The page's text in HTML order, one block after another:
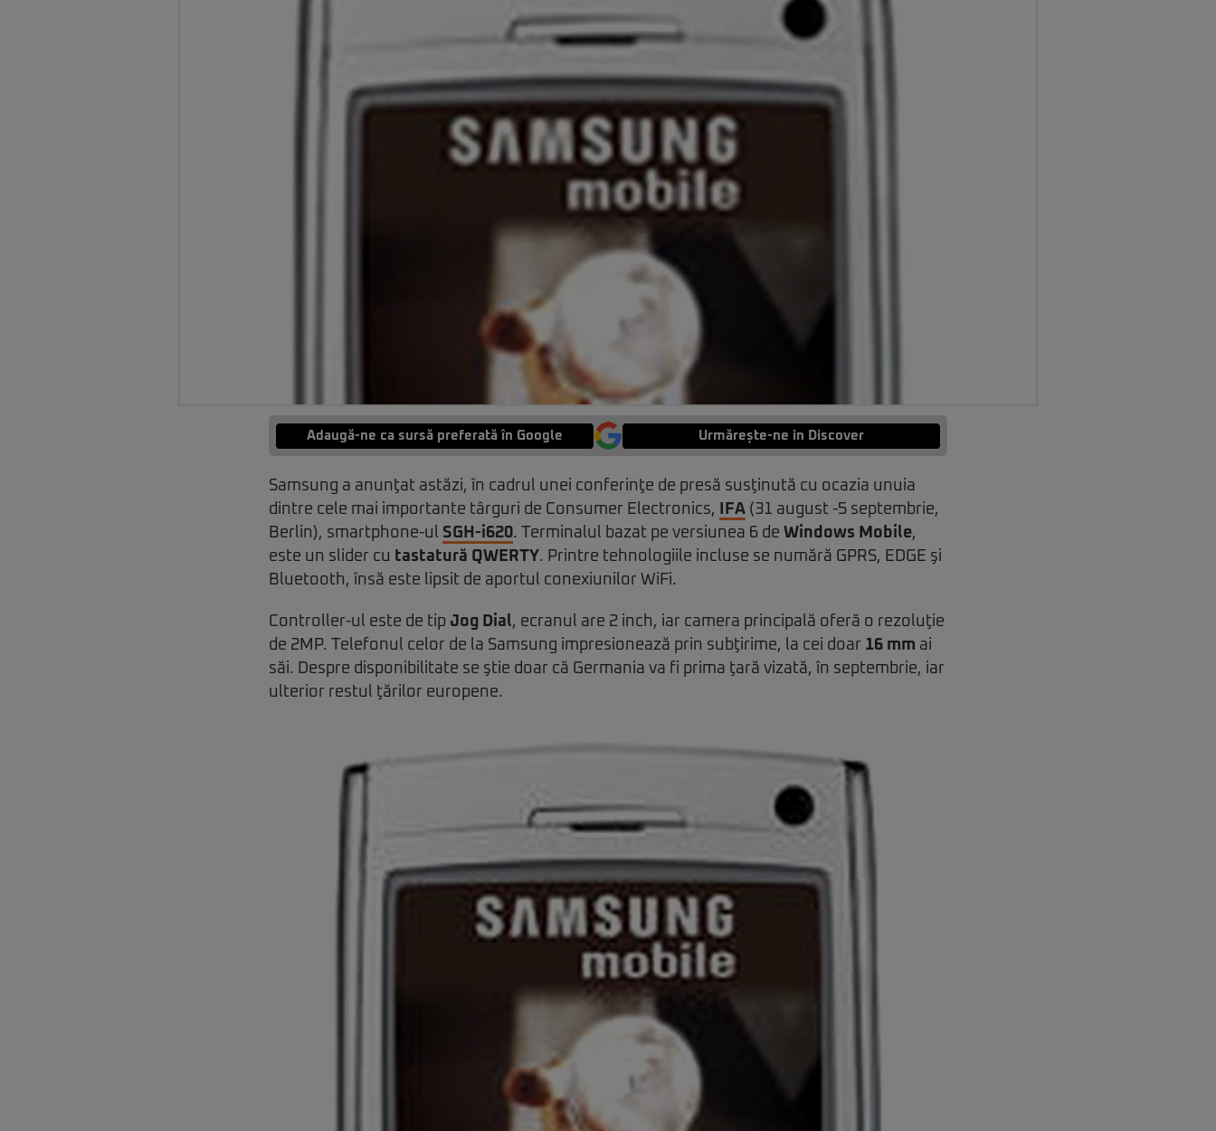
Adaugă-ne ca sursă preferată în Google Urmărește-ne in Discover
Samsung a anunţat astăzi, în cadrul unei conferinţe de presă susţinută cu ocazia unuia
dintre cele mai importante târguri de Consumer Electronics,
IFA (31 august -5 septembrie,
Berlin), smartphone-ul SGH-i620. Terminalul bazat pe versiunea 6 de Windows Mobile,
este un slider cu tastatură QWERTY. Printre tehnologiile incluse se numără GPRS, EDGE şi
Bluetooth, însă este lipsit de aportul conexiunilor WiFi.
Controller-ul este de tip Jog Dial, ecranul are 2 inch, iar camera principală oferă o rezoluţie
de 2MP. Telefonul celor de la Samsung impresionează prin subţirime, la cei doar 16 mm ai
săi. Despre disponibilitate se ştie doar că Germania va fi prima ţară vizată, în septembrie, iar
ulterior restul ţărilor europene.